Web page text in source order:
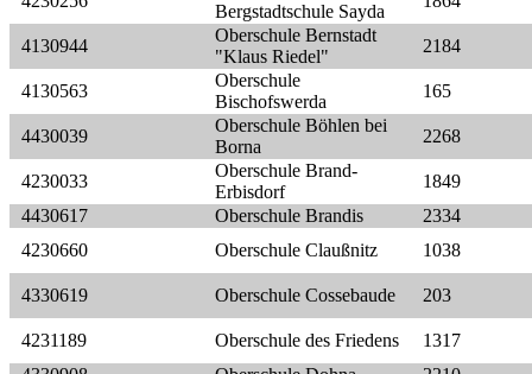
Bergstadtschule Sayda
4130944
Oberschule Bernstadt
"Klaus Riedel"
2184
4130563
Oberschule
Bischofswerda
165
4430039
Oberschule Böhlen bei
Borna
2268
4230033
Oberschule Brand-
Erbisdorf
1849
4430617
Oberschule Brandis
2334
4230660
Oberschule Claußnitz 1038
4330619 Oberschule Cossebaude 203
4231189 Oberschule des Friedens
1317